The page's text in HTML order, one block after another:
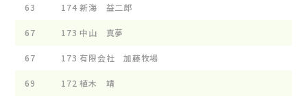
63 174 新海 益二郎
67 173 中山 真夢
67 173 有限会社 加藤牧場
69 172 植木 靖